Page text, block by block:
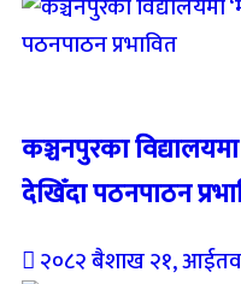
कञ्चनपुरका
देखिँदा पठनपाठन
२०८२ बैशाख २१,